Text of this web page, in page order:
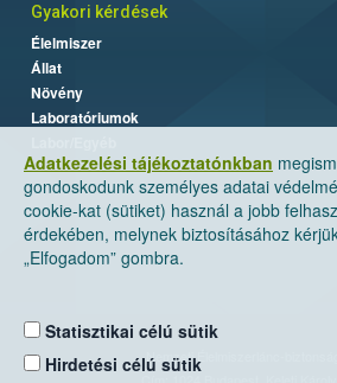
Adatkezelési tájékoztatónkban
gondoskodunk személyes adatai
cookie-kat (sütiket) használ a jobb
érdekében, melynek biztosításához
„Elfogadom” gombra.
Statisztikai célú sütik
Hirdetési célú sütik
Gyakori kérdések
Élelmiszer
Állat
Növény
Laboratóriumok
Nemzeti Élelmiszerlánc-